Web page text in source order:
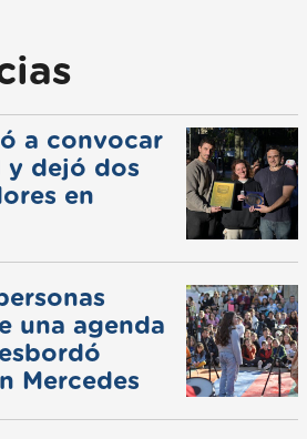
a convocar
y dejó dos
en
una agenda
Mercedes